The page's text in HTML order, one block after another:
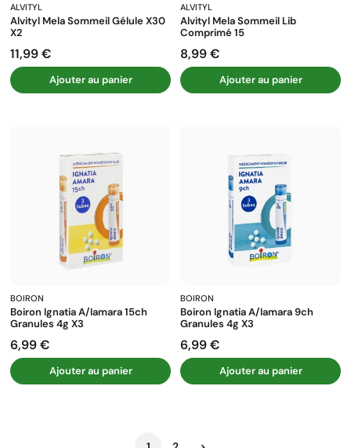
ALVITYL
Alvityl Mela Sommeil Gélule X30
X2
Prix
11,99 €
Ajouter au panier
ALVITYL
Alvityl Mela Sommeil Lib
Comprimé 15
Prix
8,99 €
Ajouter au panier
BOIRON
Boiron Ignatia A/iamara 15ch
Granules 4g X3
Prix
6,99 €
Ajouter au panier
BOIRON
Boiron Ignatia A/iamara 9ch
Granules 4g X3
Prix
6,99 €
Ajouter au panier